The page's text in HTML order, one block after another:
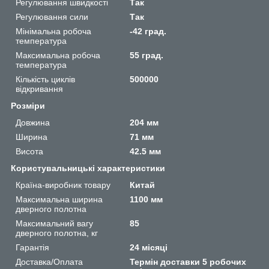
Регулювання швидкості
Так
Регулювання сили
Так
Мінімальна робоча
температура
-42 град.
Максимальна робоча
температура
55 град.
Кількість циклів
відкривання
500000
Розміри
Довжина
204 мм
Ширина
71 мм
Висота
42.5 мм
Користувальницькі характеристики
Країна-виробник товару
Китай
Максимальна ширина
дверного полотна
1100 мм
Максимальний вагу
дверного полотна, кг
85
Гарантія
24 місяці
Доставка/Оплата
Термін доставки 5 робочих